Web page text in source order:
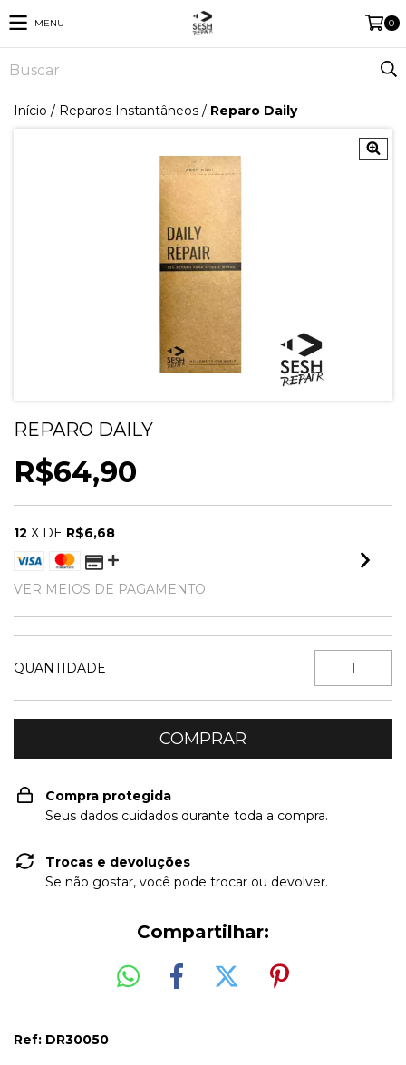
MENU 0
Início / Reparos Instantâneos / Reparo Daily
REPARO DAILY
R$64,90
12 X DE R$6,68
VER MEIOS DE PAGAMENTO
QUANTIDADE
Compra protegida
Seus dados cuidados durante toda a compra.
Trocas e devoluções
Se não gostar, você pode trocar ou devolver.
Compartilhar:
Ref: DR30050